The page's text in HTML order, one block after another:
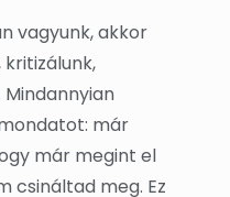
vagyunk, akkor
már
már megint el
csináltad meg. Ez